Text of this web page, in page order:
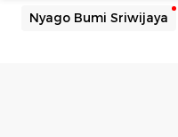
Nyago Bumi Sriwijaya